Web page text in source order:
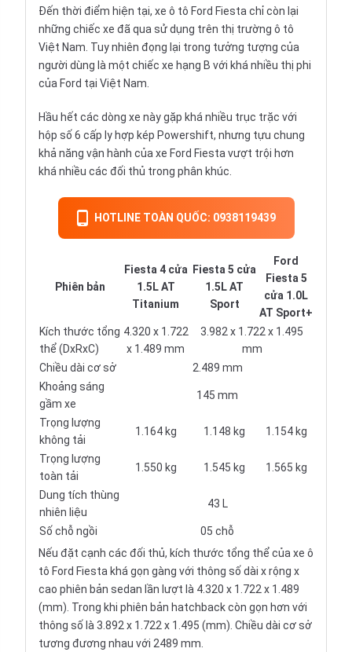
Đến thời điểm hiện tại, xe ô tô Ford Fiesta chỉ còn lại
những chiếc xe đã qua sử dụng trên thị trường ô tô
Việt Nam. Tuy nhiên đọng lại trong tưởng tượng của
người dùng là một chiếc xe hạng B với khá nhiều thị phi
của Ford tại Việt Nam.
Hầu hết các dòng xe này gặp khá nhiều trục trặc với
hộp số 6 cấp ly hợp kép Powershift, nhưng tựu chung
khả năng vận hành của xe Ford Fiesta vượt trội hơn
khá nhiều các đối thủ trong phân khúc.
HOTLINE TOÀN QUỐC: 0938119439
Phiên bản
Fiesta 4 cửa
1.5L AT
Titanium
Fiesta 5 cửa
1.5L AT
Sport
Ford
Fiesta 5
cửa 1.0L
AT Sport+
Kích thước tổng
thể (DxRxC)
4.320 x 1.722
x 1.489 mm
3.982 x 1.722 x 1.495
mm
Chiều dài cơ sở
2.489 mm
Khoảng sáng
gầm xe
145 mm
Trọng lượng
không tải
1.164 kg 1.148 kg 1.154 kg
Trọng lượng
toàn tải
1.550 kg 1.545 kg 1.565 kg
Dung tích thùng
nhiên liệu
43 L
Số chỗ ngồi
05 chỗ
Nếu đặt cạnh các đối thủ, kích thước tổng thể của xe ô
tô Ford Fiesta khá gọn gàng với thông số dài x rộng x
cao phiên bản sedan lần lượt là 4.320 x 1.722 x 1.489
(mm). Trong khi phiên bản hatchback còn gọn hơn với
thông số là 3.892 x 1.722 x 1.495 (mm). Chiều dài cơ sở
tương đương nhau với 2489 mm.